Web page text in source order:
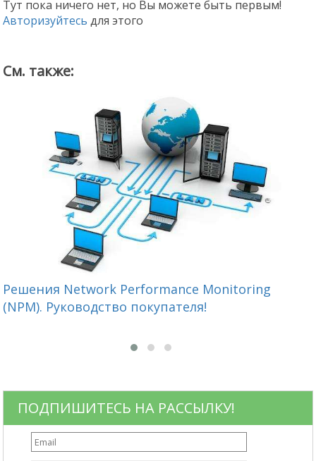
Тут пока ничего нет, но Вы можете быть первым!
Авторизуйтесь для этого
См. также:
Решения Network Performance Monitoring
(NPM). Руководство покупателя!
ПОДПИШИТЕСЬ НА РАССЫЛКУ!